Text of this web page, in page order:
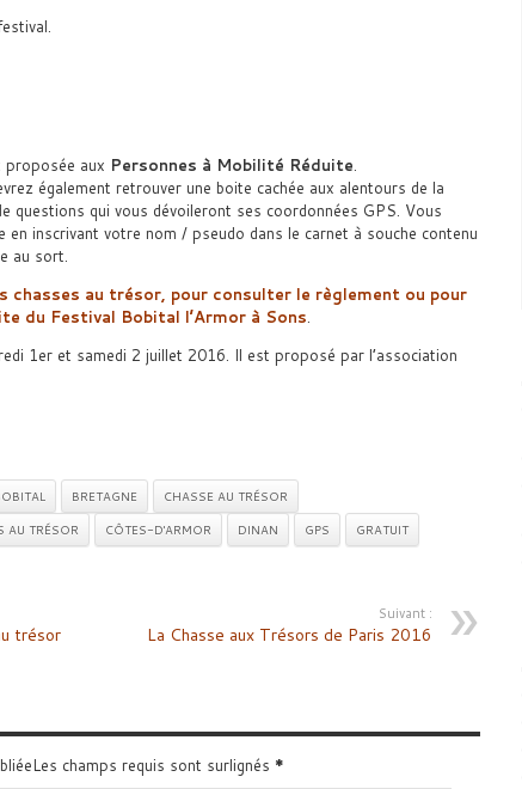
aux Personnes à Mobilité Réduite.
également retrouver une boite cachée aux alentours de la
questions qui vous dévoileront ses coordonnées GPS. Vous
en inscrivant votre nom / pseudo dans le carnet à souche contenu
au sort.
chasses au trésor, pour consulter le règlementou pour
du Festival Bobital l’Armor à Sons.
1er et samedi 2 juillet 2016. Il est proposé par l’association
BRETAGNE
CHASSE AU TRÉSOR
AU TRÉSOR CÔTES-D'ARMOR DINAN GPS
GRATUIT
trésor
Suivant :
La Chasse aux Trésors de Paris 2016
champs requis sont surlignés *